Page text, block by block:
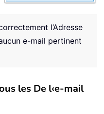
l’Adresse
e-mail pertinent
les De l‹e-mail